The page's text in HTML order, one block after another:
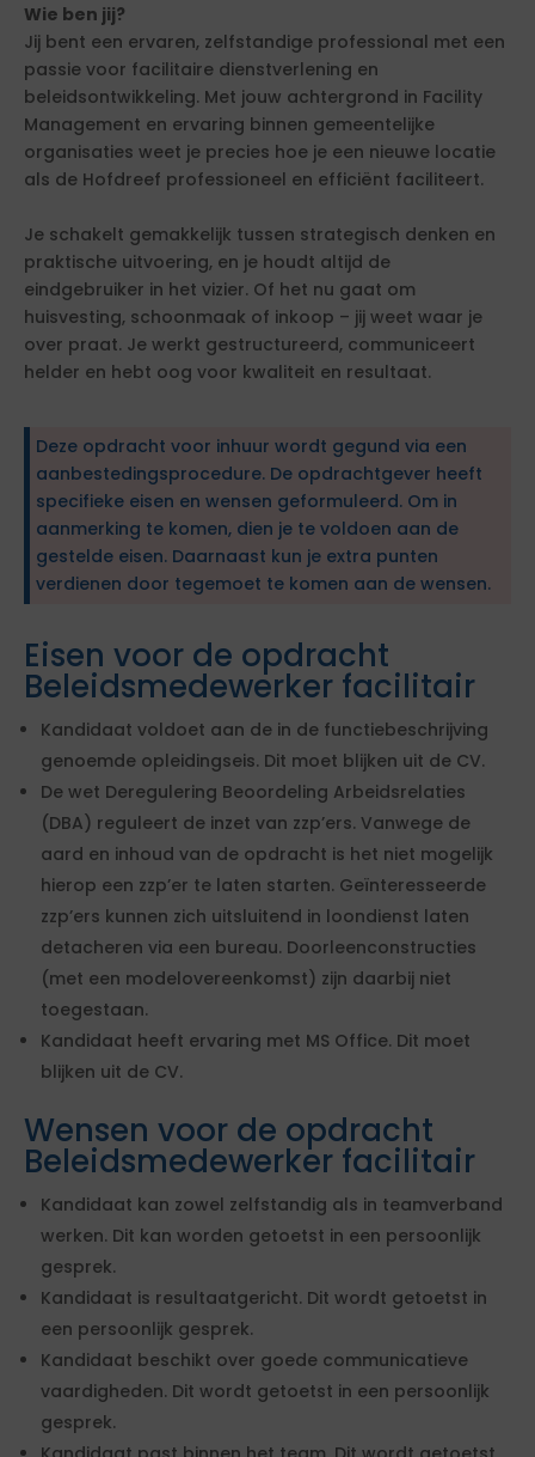
Wie ben jij?
Jij bent een ervaren, zelfstandige professional met een
passie voor facilitaire dienstverlening en
beleidsontwikkeling. Met jouw achtergrond in Facility
Management en ervaring binnen gemeentelijke
organisaties weet je precies hoe je een nieuwe locatie
als de Hofdreef professioneel en efficiënt faciliteert.
Je schakelt gemakkelijk tussen strategisch denken en
praktische uitvoering, en je houdt altijd de
eindgebruiker in het vizier. Of het nu gaat om
huisvesting, schoonmaak of inkoop – jij weet waar je
over praat. Je werkt gestructureerd, communiceert
helder en hebt oog voor kwaliteit en resultaat.
Deze opdracht voor inhuur wordt gegund via een
aanbestedingsprocedure. De opdrachtgever heeft
specifieke eisen en wensen geformuleerd. Om in
aanmerking te komen, dien je te voldoen aan de
gestelde eisen. Daarnaast kun je extra punten
verdienen door tegemoet te komen aan de wensen.
Eisen voor de opdracht
Beleidsmedewerker facilitair
Kandidaat voldoet aan de in de functiebeschrijving
genoemde opleidingseis. Dit moet blijken uit de CV.
De wet Deregulering Beoordeling Arbeidsrelaties
(DBA) reguleert de inzet van zzp’ers. Vanwege de
aard en inhoud van de opdracht is het niet mogelijk
hierop een zzp’er te laten starten. Geïnteresseerde
zzp’ers kunnen zich uitsluitend in loondienst laten
detacheren via een bureau. Doorleenconstructies
(met een modelovereenkomst) zijn daarbij niet
toegestaan.
Kandidaat heeft ervaring met MS Office. Dit moet
blijken uit de CV.
Wensen voor de opdracht
Beleidsmedewerker facilitair
Kandidaat kan zowel zelfstandig als in teamverband
werken. Dit kan worden getoetst in een persoonlijk
gesprek.
Kandidaat is resultaatgericht. Dit wordt getoetst in
een persoonlijk gesprek.
Kandidaat beschikt over goede communicatieve
vaardigheden. Dit wordt getoetst in een persoonlijk
gesprek.